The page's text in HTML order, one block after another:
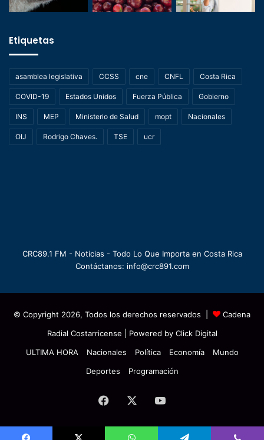
Etiquetas
asamblea legislativa CCSS cne CNFL Costa Rica
COVID-19 Estados Unidos Fuerza Pública Gobierno
INS MEP Ministerio de Salud mopt Nacionales
OIJ Rodrigo Chaves. TSE ucr
CRC89.1 FM - Noticias - Todo Lo Que Importa en Costa Rica
Contáctanos: info@crc891.com
© Copyright 2026, Todos los derechos reservados |
Cadena
Radial Costarricense | Powered by Click Digital
ULTIMA HORA
Nacionales Política Economía
Mundo
Deportes
Programación
Facebook YouTube